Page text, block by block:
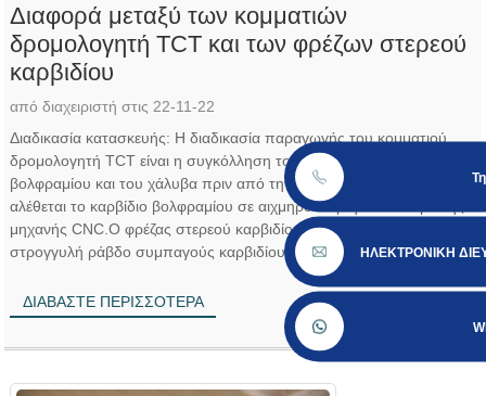
Διαφορά μεταξύ των κομματιών
δρομολογητή TCT και των φρέζων στερεού
καρβιδίου
από διαχειριστή στις 22-11-22
Διαδικασία κατασκευής: Η διαδικασία παραγωγής του κομματιού
δρομολογητή TCT είναι η συγκόλληση του καρβιδίου του
βολφραμίου και του χάλυβα πριν από την άλεση, και στη συνέχεια
αλέθεται το καρβίδιο βολφραμίου σε αιχμηρό κόφτη στο κέντρο της
μηχανής CNC.Ο φρέζας στερεού καρβιδίου κατασκευάστηκε από
στρογγυλή ράβδο συμπαγούς καρβιδίου στο κέντρο της μηχανής
ΔΙΑΒΆΣΤΕ ΠΕΡΙΣΣΌΤΕΡΑ
ΗΛΕΚΤΡΟΝΙΚΗ